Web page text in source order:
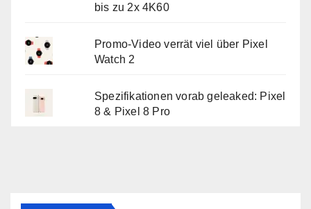
bis zu 2x 4K60
Promo-Video verrät viel über Pixel
Watch 2
Spezifikationen vorab geleaked: Pixel
8 & Pixel 8 Pro